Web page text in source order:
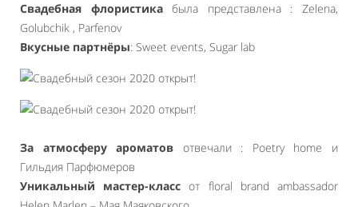
Свадебная флористикабыла представлена : Zelena,
Golubchik , Parfenov
Вкусные партнёры: Sweet events, Sugar lab
За атмосферу ароматов отвечали : Poetry home и
Гильдия Парфюмеров
Уникальный мастер-класс от floral brand ambassador